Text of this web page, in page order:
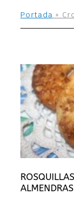
Portada »
ALMENDRAS